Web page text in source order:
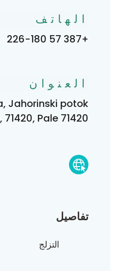
تفاصيل
التزلج
الهاتف
+387 57 226-180
العنوان
Jahorinski potok
71420, Pale 71420